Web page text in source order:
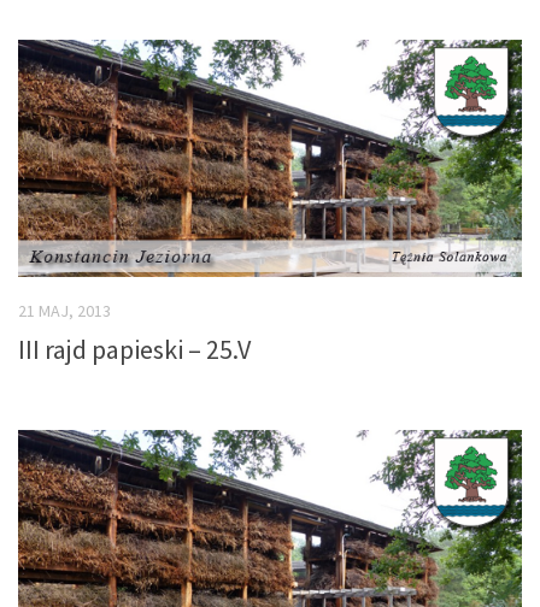
21 MAJ, 2013
III rajd papieski – 25.V